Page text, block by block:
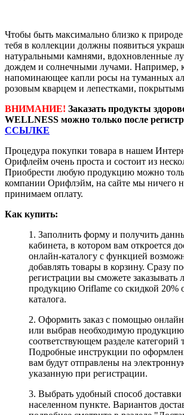
Чтобы быть максимально близко к
тебя в коллекции должны появиться
натуральными камнями, вдохновленные
дождем и солнечными лучами. Например,
напоминающее капли росы на туманных
розовым кварцем и лепестками,
ВНИМАНИЕ! Заказать продукты
WELLNESS можно только после
ССЫЛКЕ
Процедура покупки товара в нашем
Орифлейм очень проста и состоит из
Приобрести любую продукцию можно
компании Орифлэйм, на сайте мы ничего
принимаем оплату.
Как купить:
1. Заполнить форму и получить
кабинета, в котором вам откроется
онлайн-каталогу с функцией
добавлять товары в корзину. Сразу
регистрации вы сможете заказывать
продукцию Oriflame со скидкой 20%
каталога.
2. Оформить заказ с помощью
или выбрав необходимую
соответствующем разделе категорий
Подробные инструкции по
вам будут отправлены на
указанную при регистрации.
3. Выбрать удобный способ
населенном пункте. Вариантов